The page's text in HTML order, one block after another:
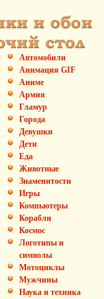
Автомобили
Анимация GIF
Аниме
Армия
Гламур
Города
Девушки
Дети
Еда
Животные
Знаменитости
Игры
Компьютеры
Корабли
Космос
Логотипы и
символы
Мотоциклы
Мужчины
Наука и техника